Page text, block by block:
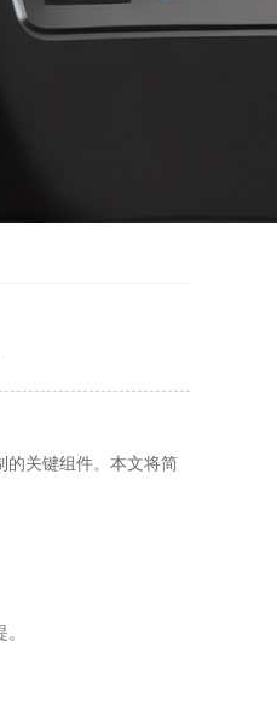
的关键组件。本文将简